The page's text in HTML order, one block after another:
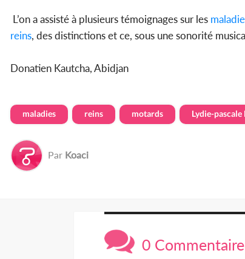
L’on a assisté à plusieurs témoignages sur les
reins, des distinctions et ce, sous une sonorité
Donatien Kautcha, Abidjan
maladies reins motards Lydie-
Par Koaci
0